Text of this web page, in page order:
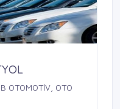
OTOMOTİV, OTO